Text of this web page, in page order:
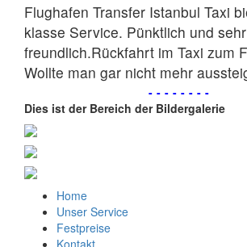
Flughafen Transfer Istanbul Taxi
klasse Service. Pünktlich und sehr
freundlich.Rückfahrt im Taxi zum
Wollte man gar nicht mehr
--------
Dies ist der Bereich der Bildergalerie
Home
Unser Service
Festpreise